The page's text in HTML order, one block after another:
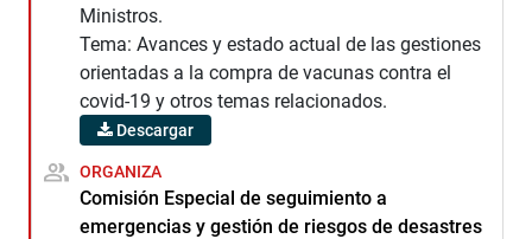
Ministros.
Tema: Avances y estado actual de las gestiones
orientadas a la compra de vacunas contra el
covid-19 y otros temas relacionados.
Descargar
ORGANIZA
Comisión Especial de seguimiento a
emergencias y gestión de riesgos de desastres